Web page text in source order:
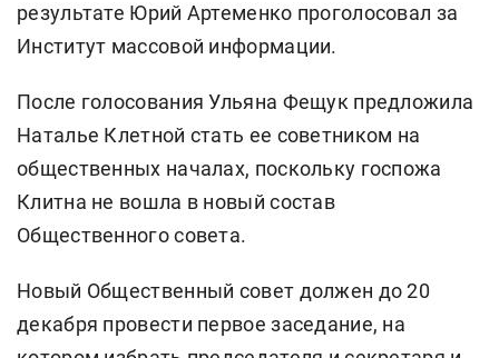
результате Юрий Артеменко проголосовал за
Институт массовой информации.
После голосования Ульяна Фещук предложила
Наталье Клетной стать ее советником на
общественных началах, поскольку госпожа
Клитна не вошла в новый состав
Общественного совета.
Новый Общественный совет должен до 20
декабря провести первое заседание, на